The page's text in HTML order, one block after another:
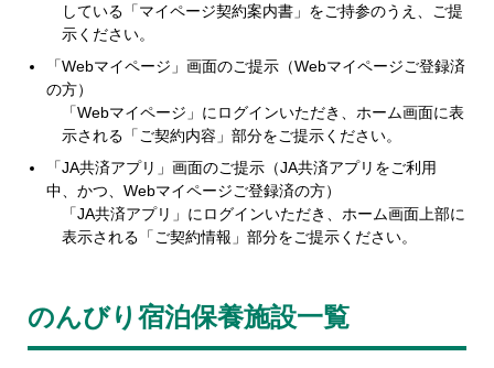
している「マイページ契約案内書」をご持参のうえ、ご提
示ください。
「Webマイページ」画面のご提示（Webマイページご登録済
の方）
「Webマイページ」にログインいただき、ホーム画面に表
示される「ご契約内容」部分をご提示ください。
「JA共済アプリ」画面のご提示（JA共済アプリをご利用
中、かつ、Webマイページご登録済の方）
「JA共済アプリ」にログインいただき、ホーム画面上部に
表示される「ご契約情報」部分をご提示ください。
のんびり宿泊保養施設一覧